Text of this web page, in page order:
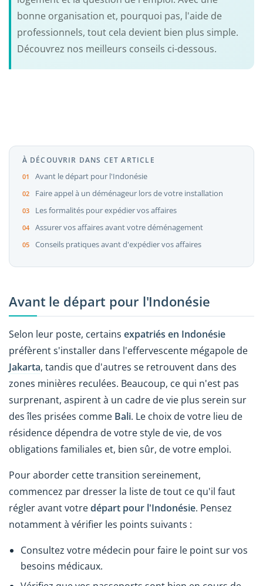
bonne organisation et, pourquoi pas, l'aide de
professionnels, tout cela devient bien plus simple.
Découvrez nos meilleurs conseils ci-dessous.
À DÉCOUVRIR DANS CET ARTICLE
Avant le départ pour l'Indonésie
Faire appel à un déménageur lors de votre installation
Les formalités pour expédier vos affaires
Assurer vos affaires avant votre déménagement
Conseils pratiques avant d'expédier vos affaires
Avant le départ pour l'Indonésie
Selon leur poste, certains expatriés en Indonésie
préfèrent s'installer dans l'effervescente mégapole de
Jakarta, tandis que d'autres se retrouvent dans des
zones minières reculées. Beaucoup, ce qui n'est pas
surprenant, aspirent à un cadre de vie plus serein sur
des îles prisées comme Bali. Le choix de votre lieu de
résidence dépendra de votre style de vie, de vos
obligations familiales et, bien sûr, de votre emploi.
Pour aborder cette transition sereinement,
commencez par dresser la liste de tout ce qu'il faut
régler avant votredépart pour l'Indonésie. Pensez
notamment à vérifier les points suivants :
Consultez votre médecin pour faire le point sur vos
besoins médicaux.